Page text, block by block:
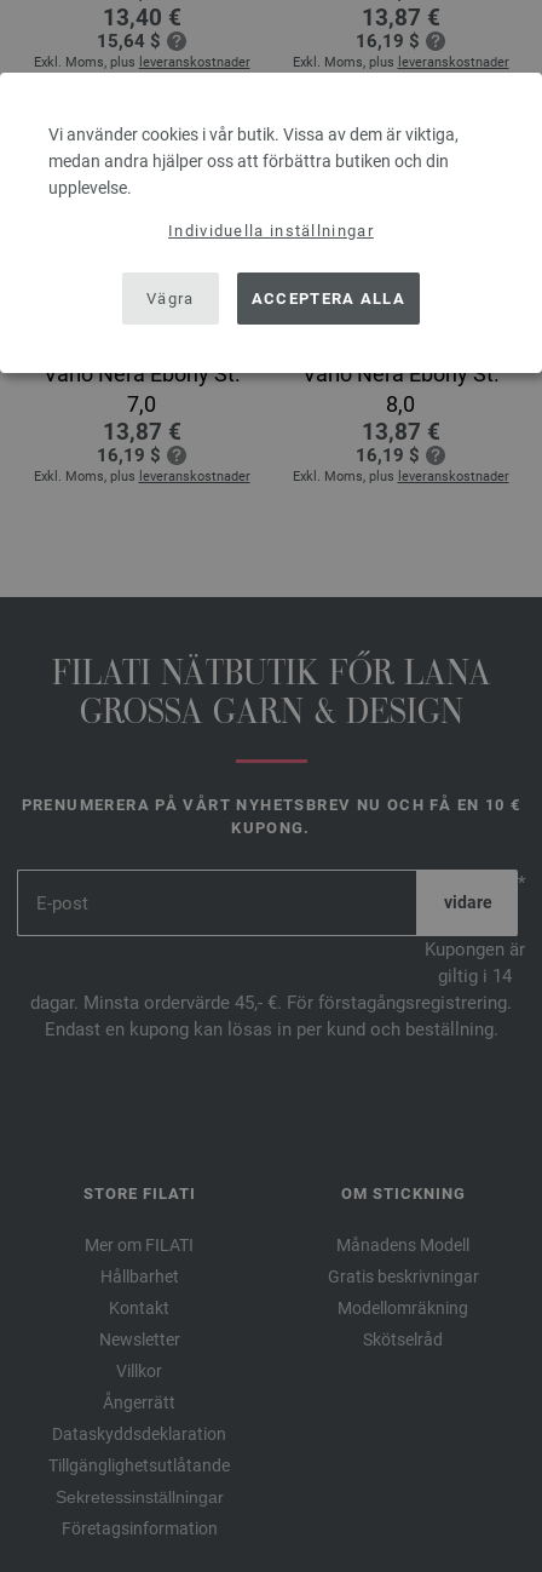
Vi använder cookies i vår butik. Vissa av dem är viktiga,
medan andra hjälper oss att förbättra butiken och din
upplevelse.
Individuella inställningar
Vägra ACCEPTERA ALLA
13,40 €
15,64 $
Exkl. Moms, plus leveranskostnader
13,87 €
16,19 $
Exkl. Moms, plus leveranskostnader
Vario Nera Ebony St.
7,0
13,87 €
16,19 $
Exkl. Moms, plus leveranskostnader
Vario Nera Ebony St.
8,0
13,87 €
16,19 $
Exkl. Moms, plus leveranskostnader
FILATI NÄTBUTIK FŐR LANA
GROSSA GARN & DESIGN
PRENUMERERA PÅ VÅRT NYHETSBREV NU OCH FÅ EN 10 €
KUPONG.
*
Kupongen är
giltig i 14
dagar. Minsta ordervärde 45,- €. För förstagångsregistrering.
Endast en kupong kan lösas in per kund och beställning.
STORE FILATI
Mer om FILATI
Hållbarhet
Kontakt
Newsletter
Villkor
Ångerrätt
Dataskyddsdeklaration
Tillgänglighetsutlåtande
Sekretessinställningar
Företagsinformation
OM STICKNING
Månadens Modell
Gratis beskrivningar
Modellomräkning
Skötselråd